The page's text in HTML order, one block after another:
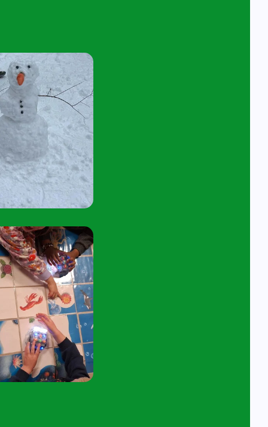
bij ons op
4 jaar en hun ouder/verzorger zijn van
kijk- en speelochtend op woensdag 10
tot 10:15 uur.
een e-mail aan